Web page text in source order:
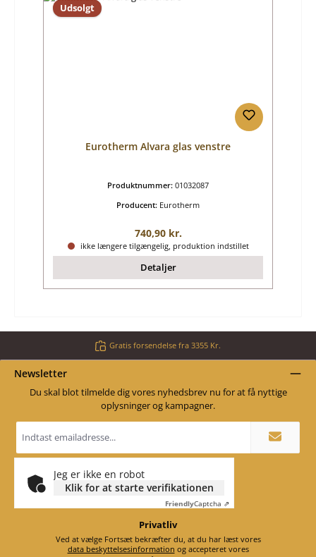
Udsolgt
Eurotherm Alvara glas venstre
Produktnummer: 01032087
Producent: Eurotherm
Almindelig pris:
740,90 kr.
ikke længere tilgængelig, produktion indstillet
Detaljer
Gratis forsendelse fra 3355 Kr.
Newsletter
Du skal blot tilmelde dig vores nyhedsbrev nu for at få nyttige
oplysninger og kampagner.
Email
adresse
Jeg er ikke en robot
Klik for at starte verifikationen
FriendlyCaptcha ⇗
Privatliv
Ved at vælge Fortsæt bekræfter du, at du har læst vores
data beskyttelsesinformation
og accepteret vores